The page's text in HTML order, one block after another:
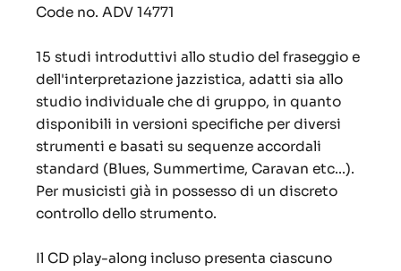
Code no. ADV 14771
15 studi introduttivi allo studio del fraseggio e
dell'interpretazione jazzistica, adatti sia allo
studio individuale che di gruppo, in quanto
disponibili in versioni specifiche per diversi
strumenti e basati su sequenze accordali
standard (Blues, Summertime, Caravan etc...).
Per musicisti già in possesso di un discreto
controllo dello strumento.
Il CD play-along incluso presenta ciascuno